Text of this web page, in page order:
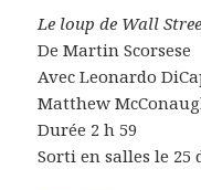
Le loup de Wall
De Martin Scorsese
Avec Leonardo
Matthew
Durée 2 h 59
Sorti en salles le 25